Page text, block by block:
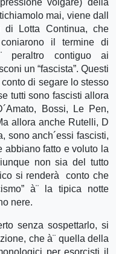
mai, viene dall
di Lotta Continua, che
il termine di
peraltro contiguo ai
un “fascista”. Questi
di segare lo stesso
tutti sono fascisti allora
Bossi, Le Pen,
allora anche Rutelli, D
sono anch´essi fascisti,
abbiano fatto e voluto la
non sia del tutto
si renderà conto che
à¨ la tipica notte
nere.
senza sospettarlo, si
che à¨ quella della
per esorcisti il